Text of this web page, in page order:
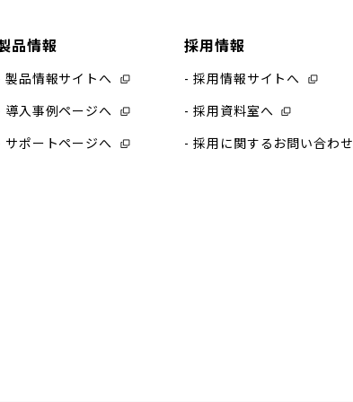
品情報
製品情報サイトへ
導入事例ページへ
サポートページへ
採用情報
採用情報サイトへ
採用資料室へ
採用に関するお問い合わせ